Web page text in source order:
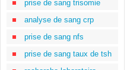
prise de sang trisomie
analyse de sang crp
prise de sang nfs
prise de sang taux de tsh